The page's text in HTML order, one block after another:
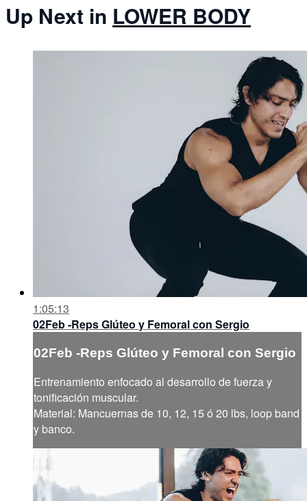
Up Next in LOWER BODY
1:05:13
02Feb -Reps Glúteo y Femoral con Sergio
02Feb -Reps Glúteo y Femoral con Sergio
Entrenamiento enfocado al desarrollo de fuerza y
tonificación muscular.
Material: Mancuernas de 10, 12, 15 ó 20 lbs, loop band
y banco.